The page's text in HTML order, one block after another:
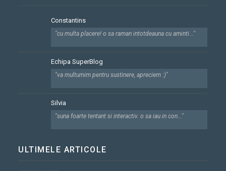
Constantins
"cu multa placere! o sa raman intotdeauna cu aminti..."
Echipa SuperBlog
"va multumim pentru sustinere, apreciem :)"
Silvia
"suna foarte tentant si interactiv. o sa iau in con..."
ULTIMELE ARTICOLE